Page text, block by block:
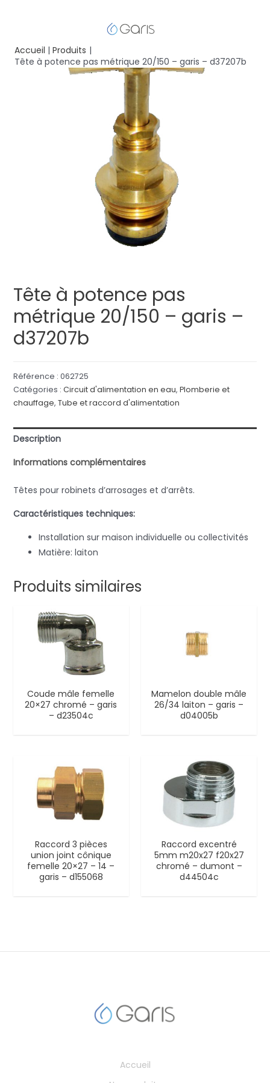
Accueil
Produits
Tête à potence pas métrique 20/150 – garis – d37207b
Tête à potence pas
métrique 20/150 – garis –
d37207b
Référence : 062725
Catégories : Circuit d'alimentation en eau, Plomberie et
chauffage, Tube et raccord d'alimentation
Description
Informations complémentaires
Têtes pour robinets d’arrosages et d’arrêts.
Caractéristiques techniques:
Installation sur maison individuelle ou collectivités
Matière: laiton
Produits similaires
Coude mâle femelle
20×27 chromé – garis
– d23504c
Mamelon double mâle
26/34 laiton – garis –
d04005b
Raccord 3 pièces
union joint cônique
femelle 20×27 – 14 –
garis – d155068
Raccord excentré
5mm m20x27 f20x27
chromé – dumont –
d44504c
Accueil